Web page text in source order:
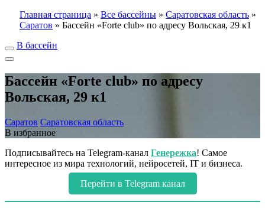
Главная страница » Все бассейны » Саратовская область »
Саратов » Бассейн «Forte club» по адресу Вольская, 29 к1
В бассейн
Бассейн «Forte club» по адресу
Вольская, 29 к1
Саратов Саратовская область
В избранное
Подписывайтесь на Telegram-канал Генережка! Самое
интересное из мира технологий, нейросетей, IT и бизнеса.
Перейти в Telegram канал